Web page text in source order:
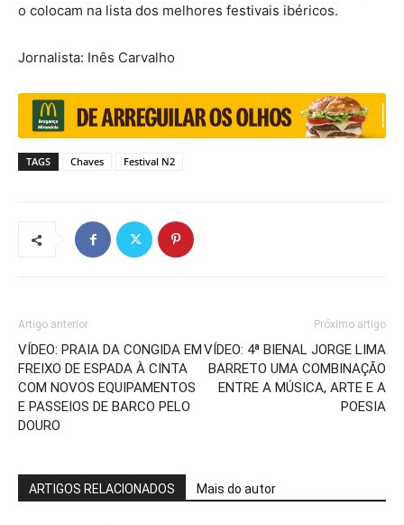
o colocam na lista dos melhores festivais ibéricos.
Jornalista: Inês Carvalho
TAGS Chaves Festival N2
Artigo anterior
VÍDEO: PRAIA DA CONGIDA EM
FREIXO DE ESPADA À CINTA
COM NOVOS EQUIPAMENTOS
E PASSEIOS DE BARCO PELO
DOURO
Próximo artigo
VÍDEO: 4ª BIENAL JORGE LIMA
BARRETO UMA COMBINAÇÃO
ENTRE A MÚSICA, ARTE E A
POESIA
ARTIGOS RELACIONADOS Mais do autor